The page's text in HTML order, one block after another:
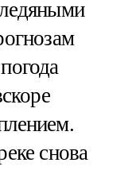
снова